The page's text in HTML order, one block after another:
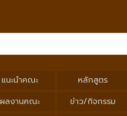
แนะนำคณะ
หลักสูตร
ผลงานคณะ ข่าว/กิจกรรม